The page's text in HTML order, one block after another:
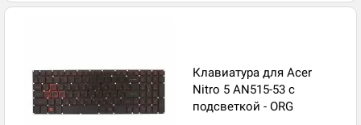
Клавиатура для Acer
Nitro 5 AN515-53 с
подсветкой - ORG